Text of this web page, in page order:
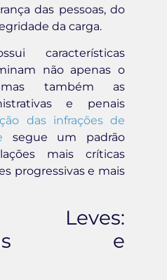
das pessoas, do
da carga.
características
não apenas o
também as
e penais
das infrações de
segue um padrão
mais críticas
progressivas e mais
Leves:
e